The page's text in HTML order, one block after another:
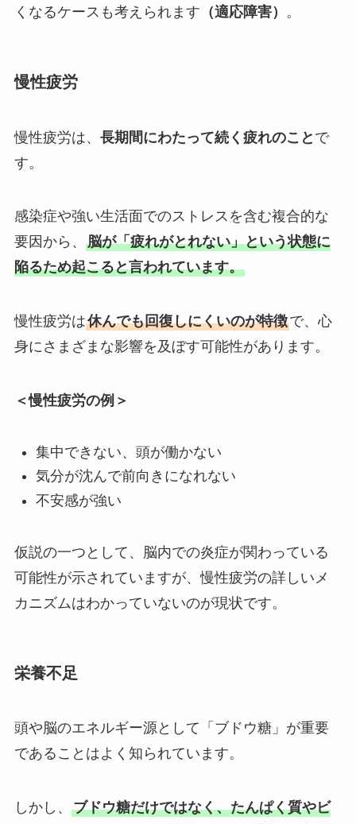
くなるケースも考えられます （適応障害） 。
慢性疲労
慢性疲労は、 長期間にわたって続く疲れのこと で
す。
感染症や強い生活面でのストレスを含む複合的な
要因から、 脳が「疲れがとれない」という状態に
陥るため起こると言われています。
慢性疲労は休んでも回復しにくいのが特徴で、心
身にさまざまな影響を及ぼす可能性があります。
＜慢性疲労の例＞
集中できない、頭が働かない
気分が沈んで前向きになれない
不安感が強い
仮説の一つとして、脳内での炎症が関わっている
可能性が示されていますが、慢性疲労の詳しいメ
カニズムはわかっていないのが現状です。
栄養不足
頭や脳のエネルギー源として「ブドウ糖」が重要
であることはよく知られています。
しかし、 ブドウ糖だけではなく、たんぱく質やビ